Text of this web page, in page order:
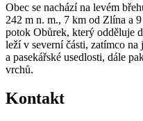
Obec se nachází na levém
242 m n. m., 7 km od Zlína a
potok Obůrek, který odděluje
leží v severní části, zatímco
a pasekářské usedlosti, dále
vrchů.
Kontakt